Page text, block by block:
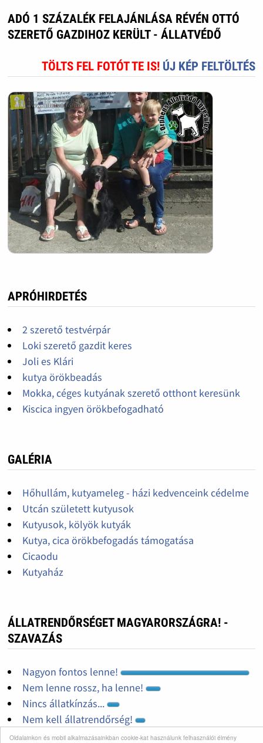
Oldalainkon és mobil alkalmazásainkban cookie-kat használunk felhasználói élmény
ADÓ 1 SZÁZALÉK FELAJÁNLÁSA RÉVÉN OTTÓ
SZERETŐ GAZDIHOZ KERÜLT - ÁLLATVÉDŐ
TÖLTS FEL FOTÓT TE IS! ÚJ KÉP FELTÖLTÉS
APRÓHIRDETÉS
2 szerető testvérpár
Loki szerető gazdit keres
Joli es Klári
kutya örökbeadás
Mokka, céges kutyának szerető otthont keresünk
Kiscica ingyen örökbefogadható
GALÉRIA
Hőhullám, kutyameleg - házi kedvenceink cédelme
Utcán született kutyusok
Kutyusok, kölyök kutyák
Kutya, cica örökbefogadás támogatása
Cicaodu
Kutyaház
ÁLLATRENDŐRSÉGET MAGYARORSZÁGRA! -
SZAVAZÁS
Nagyon fontos lenne!
Nem lenne rossz, ha lenne!
Nincs állatkínzás...
Nem kell állatrendőrség!
Nem tudom mi ez az egész!